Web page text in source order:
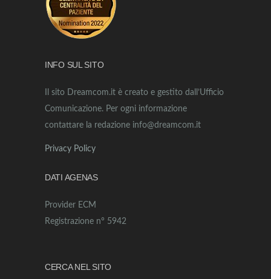
INFO SUL SITO
Il sito Dreamcom.it è creato e gestito dall’Ufficio
Comunicazione. Per ogni informazione
contattare la redazione info@dreamcom.it
Privacy Policy
DATI AGENAS
Provider ECM
Registrazione n° 5942
CERCA NEL SITO